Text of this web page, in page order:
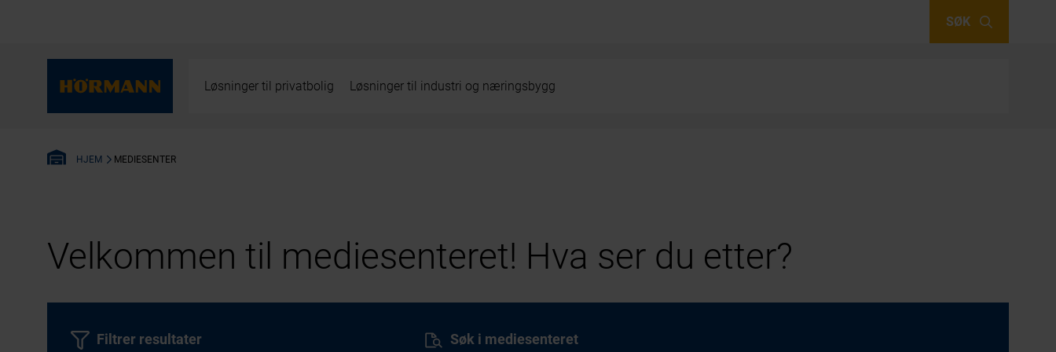
SØK
Løsninger til privatbolig Løsninger til industri og næringsbygg
HJEM MEDIESENTER
Velkommen til mediesenteret! Hva ser du etter?
Søk i mediesenteret
Filtrer resultater